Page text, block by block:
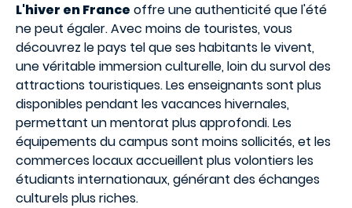
L'hiver en France offre une authenticité que l'été
ne peut égaler. Avec moins de touristes, vous
découvrez le pays tel que ses habitants le vivent,
une véritable immersion culturelle, loin du survol des
attractions touristiques. Les enseignants sont plus
disponibles pendant les vacances hivernales,
permettant un mentorat plus approfondi. Les
équipements du campus sont moins sollicités, et les
commerces locaux accueillent plus volontiers les
étudiants internationaux, générant des échanges
culturels plus riches.